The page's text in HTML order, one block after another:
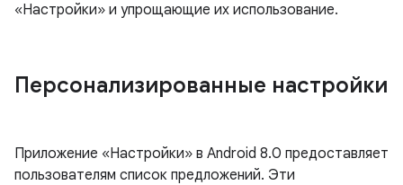
«Настройки» и упрощающие их использование.
Персонализированные настройки
Приложение «Настройки» в Android 8.0 предоставляет
пользователям список предложений. Эти